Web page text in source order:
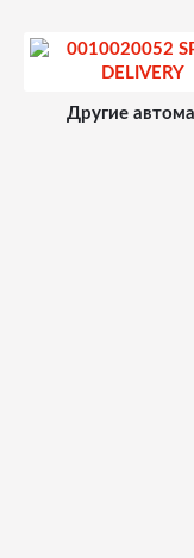
Другие